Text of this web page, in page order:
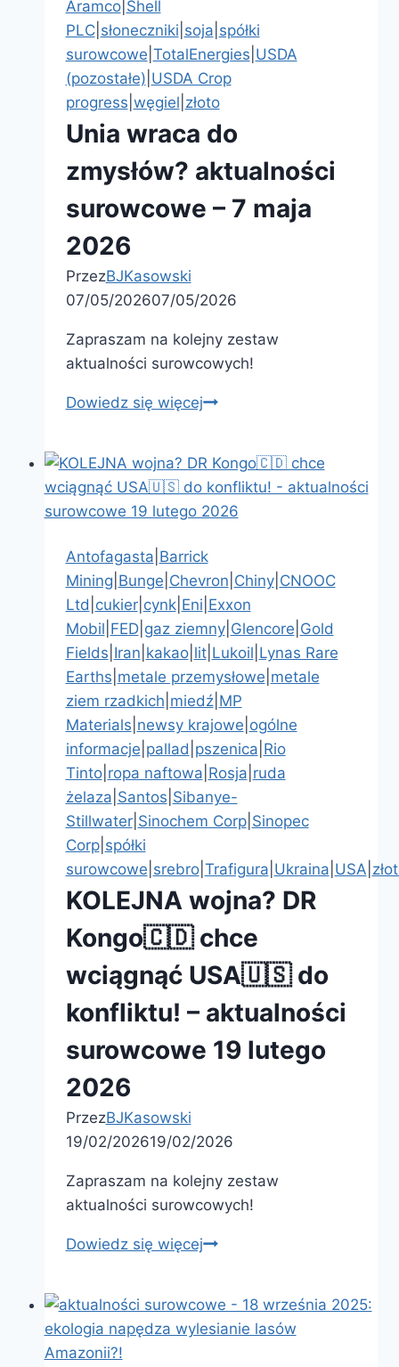
2026)
Aramco| Shell
PLC| słoneczniki soja spółki
surowcowe TotalEnergies USDA
(pozostałe) USDA Crop
progress węgiel złoto
Unia wraca do
zmysłów? aktualności
surowcowe – 7 maja
2026
PrzezBJKasowski
07/05/202607/05/2026
Zapraszam na kolejny zestaw
aktualności surowcowych!
Dowiedz się więcejUnia
zmysłów?
aktualności
surowcowe
–
maja
2026
Antofagasta Barrick
Mining Bunge Chevron Chiny| CNOOC
Ltd cukier| cynk| Eni Exxon
Mobil FED| gaz ziemny| Glencore Gold
Fields Iran kakao| lit| Lukoil Lynas Rare
Earths metale przemysłowe metale
ziem rzadkich miedź| MP
Materials newsy krajowe ogólne
informacje pallad pszenica Rio
Tinto| ropa naftowa Rosja ruda
żelaza Santos Sibanye-
Stillwater| Sinochem Corp| Sinopec
Corp| spółki
surowcowe srebro| Trafigura Ukraina USA
KOLEJNA wojna? DR
Kongo🇨🇩 chce
wciągnąć USA🇺🇸 do
konfliktu! – aktualności
surowcowe 19 lutego
2026
PrzezBJKasowski
19/02/202619/02/2026
Zapraszam na kolejny zestaw
aktualności surowcowych!
Dowiedz się więcejKOLEJNA
Kongo
🇨🇩